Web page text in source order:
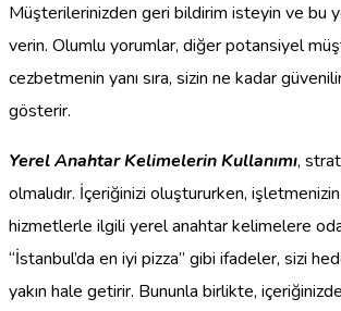
Müşterilerinizden geri bildirim isteyin ve bu
verin. Olumlu yorumlar, diğer potansiyel
cezbetmenin yanı sıra, sizin ne kadar
gösterir.
Yerel Anahtar Kelimelerin Kullanımı,
olmalıdır. İçeriğinizi oluştururken,
hizmetlerle ilgili yerel anahtar kelimelere
“İstanbul’da en iyi pizza” gibi ifadeler, sizi
yakın hale getirir. Bununla birlikte,